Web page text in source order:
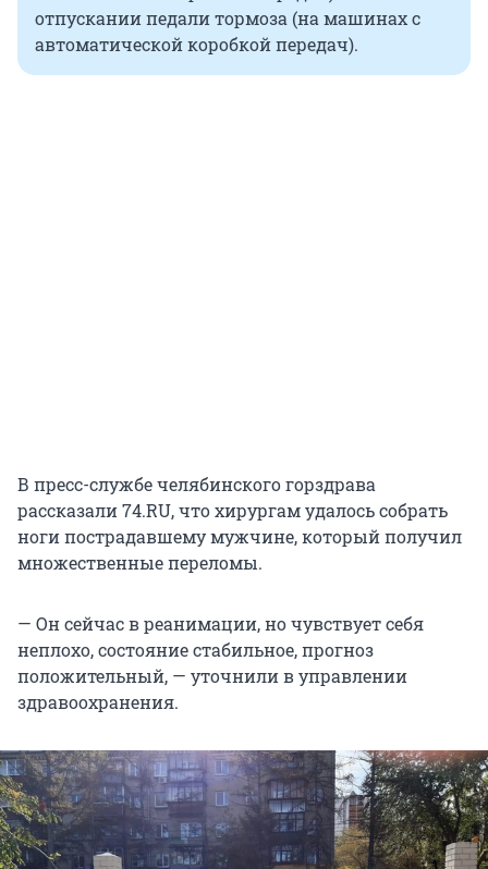
отпускании педали тормоза (на машинах с
автоматической коробкой передач).
В пресс-службе челябинского горздрава
рассказали 74.RU, что хирургам удалось собрать
ноги пострадавшему мужчине, который получил
множественные переломы.
— Он сейчас в реанимации, но чувствует себя
неплохо, состояние стабильное, прогноз
положительный, — уточнили в управлении
здравоохранения.